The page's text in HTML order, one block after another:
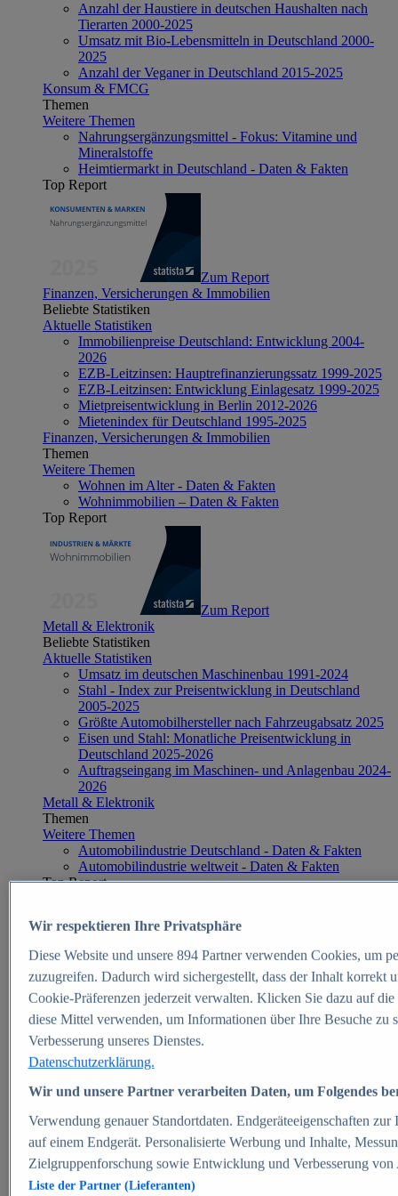
Anzahl der Haustiere in deutschen Haushalten nach
Tierarten 2000-2025
Umsatz mit Bio-Lebensmitteln in Deutschland 2000-
2025
Anzahl der Veganer in Deutschland 2015-2025
Konsum & FMCG
Themen
Weitere Themen
Nahrungsergänzungsmittel - Fokus: Vitamine und
Mineralstoffe
Heimtiermarkt in Deutschland - Daten & Fakten
Top Report
Zum Report
Finanzen, Versicherungen & Immobilien
Beliebte Statistiken
Aktuelle Statistiken
Immobilienpreise Deutschland: Entwicklung 2004-
2026
EZB-Leitzinsen: Hauptrefinanzierungssatz 1999-2025
EZB-Leitzinsen: Entwicklung Einlagesatz 1999-2025
Mietpreisentwicklung in Berlin 2012-2026
Mietenindex für Deutschland 1995-2025
Finanzen, Versicherungen & Immobilien
Themen
Weitere Themen
Wohnen im Alter - Daten & Fakten
Wohnimmobilien – Daten & Fakten
Top Report
Zum Report
Metall & Elektronik
Beliebte Statistiken
Aktuelle Statistiken
Umsatz im deutschen Maschinenbau 1991-2024
Stahl - Index zur Preisentwicklung in Deutschland
2005-2025
Größte Automobilhersteller nach Fahrzeugabsatz 2025
Eisen und Stahl: Monatliche Preisentwicklung in
Deutschland 2025-2026
Auftragseingang im Maschinen- und Anlagenbau 2024-
2026
Metall & Elektronik
Themen
Weitere Themen
Automobilindustrie Deutschland - Daten & Fakten
Automobilindustrie weltweit - Daten & Fakten
Top Report
Zum Report
E-commerce
Beliebte Statistiken
Aktuelle Statistiken
E-Commerce - Entwicklung des Umsatzes in
Deutschland 1999-2025
Umsatz von Amazon in Deutschland und weltweit
2010-2025
B2C-E-Commerce: Top-50 Online Shops in
Deutschland 2024
Marktanteile von Online-Zahlungsverfahren in
Deutschland 2024
Umsatzstarke Warengruppen im Online-Handel in
Deutschland 2023-2025
Wir respektieren Ihre Privatsphäre
Diese Website und unsere 894Partner verwenden Cookies, um
zuzugreifen. Dadurch wird sichergestellt, dass der Inhalt korrekt
Cookie-Präferenzen jederzeit verwalten. Klicken Sie dazu auf
diese Mittel verwenden, um Informationen über Ihre Besuche
Verbesserung unseres Dienstes.
Datenschutzerklärung.
Wir und unsere Partner verarbeiten Daten, um Folgendes
Verwendung genauer Standortdaten. Endgeräteeigenschaften
auf einem Endgerät. Personalisierte Werbung und Inhalte,
Zielgruppenforschung sowie Entwicklung und Verbesserung von
Liste der Partner (Lieferanten)